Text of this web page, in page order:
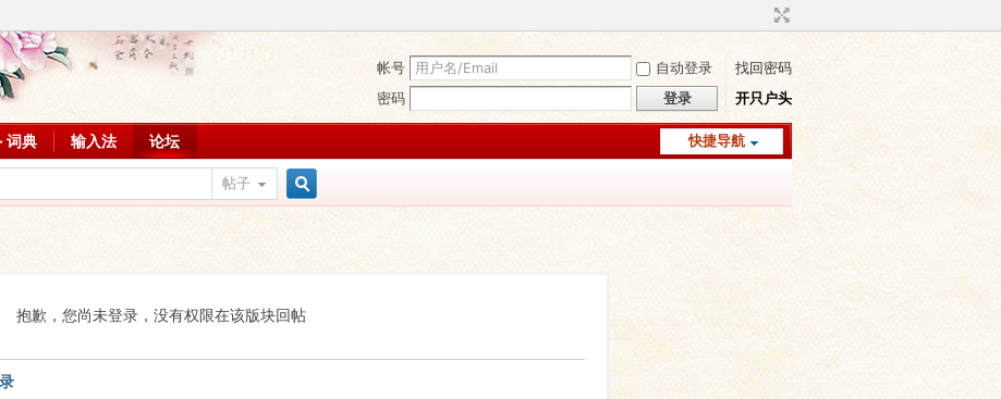
帐号 自动登录
找回密码
密码
登录 开只户头
快捷导航
词典 输入法 论坛
帖子
索
抱歉，您尚未登录，没有权限在该版块回帖